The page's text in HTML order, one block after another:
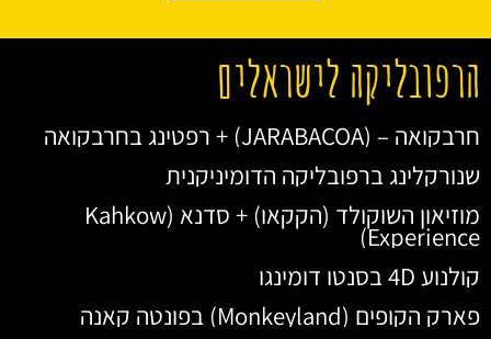
הרפובליקה לישראלים
חרבקואה – (JARABACOA) + רפטינג בחרבקואה
שנורקלינג ברפובליקה הדומיניקנית
מוזיאון השוקולד (הקקאו) + סדנא (Kahkow
Experience)
קולנוע 4D בסנטו דומינגו
פארק הקופים (Monkeyland) בפונטה קאנה